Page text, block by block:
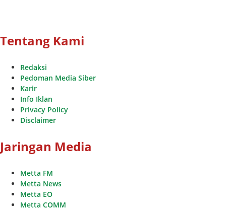
Tentang Kami
Redaksi
Pedoman Media Siber
Karir
Info Iklan
Privacy Policy
Disclaimer
Jaringan Media
Metta FM
Metta News
Metta EO
Metta COMM